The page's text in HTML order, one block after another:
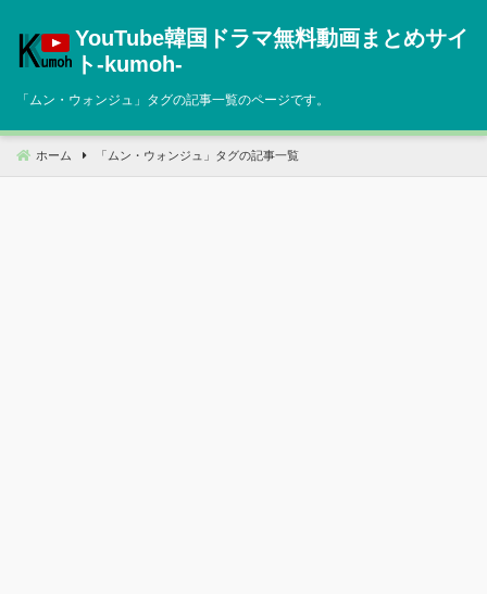
へ
動
YouTube韓国ドラマ無料動画まとめサイ
ト‐kumoh‐
「 ムン・ウォンジュ 」タグの記事一覧のページです。
ホーム 「 ムン・ウォンジュ 」タグの記事一覧